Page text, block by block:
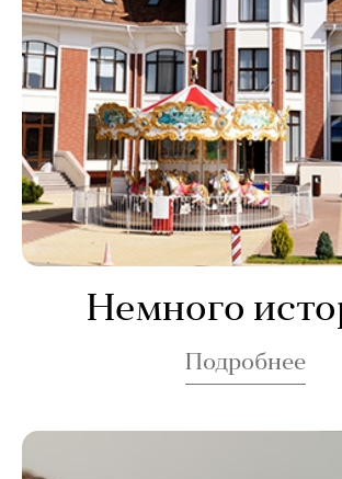
Немного
Подробнее